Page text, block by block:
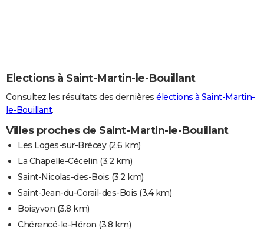
Elections à Saint-Martin-le-Bouillant
Consultez les résultats des dernières élections à Saint-Martin-
le-Bouillant.
Villes proches de Saint-Martin-le-Bouillant
Les Loges-sur-Brécey(2.6 km)
La Chapelle-Cécelin (3.2 km)
Saint-Nicolas-des-Bois (3.2 km)
Saint-Jean-du-Corail-des-Bois (3.4 km)
Boisyvon (3.8 km)
Chérencé-le-Héron (3.8 km)